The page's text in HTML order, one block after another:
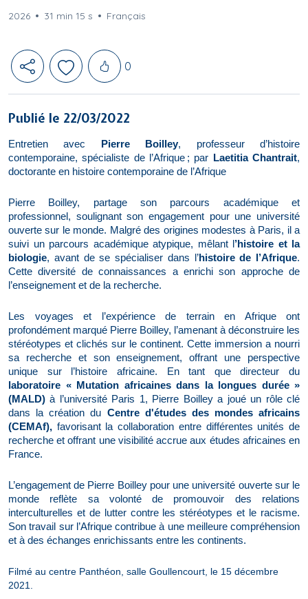
2026
31 min 15 s Français
Likes
0
Publié le 22/03/2022
Entretien avec Pierre Boilley, professeur d’histoire
contemporaine, spécialiste de l’Afrique ; par
Laetitia Chantrait,
doctorante en histoire contemporaine de l’Afrique
Pierre Boilley, partage son parcours académique et
professionnel, soulignant son engagement pour une université
ouverte sur le monde. Malgré des origines modestes à Paris, il a
suivi un parcours académique atypique, mêlant l ’histoire et la
biologie, avant de se spécialiser dans l’histoire de l’Afrique.
Cette diversité de connaissances a enrichi son approche de
l’enseignement et de la recherche.
Les voyages et l’expérience de terrain en Afrique ont
profondément marqué Pierre Boilley, l’amenant à déconstruire les
stéréotypes et clichés sur le continent. Cette immersion a nourri
sa recherche et son enseignement, offrant une perspective
unique sur l’histoire africaine.
En tant que directeur du
laboratoire « Mutation africaines dans la longues durée »
(MALD) à l’université Paris 1, Pierre Boilley a joué un rôle clé
dans la création du Centre d'études des mondes africains
(CEMAf), favorisant la collaboration entre différentes unités de
recherche et offrant une visibilité accrue aux études africaines en
France.
L’engagement de Pierre Boilley pour une université ouverte sur le
monde reflète sa volonté de promouvoir des relations
interculturelles et de lutter contre les stéréotypes et le racisme.
Son travail sur l’Afrique contribue à une meilleure compréhension
et à des échanges enrichissants entre les continents.
Filmé au centre Panthéon, salle Goullencourt, le 15 décembre
2021.